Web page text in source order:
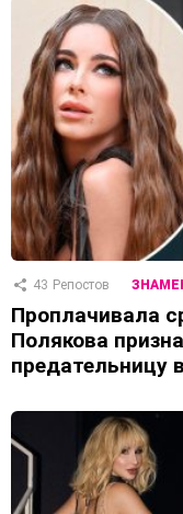
43 Репостов
Проплачивала
Полякова
предательницу